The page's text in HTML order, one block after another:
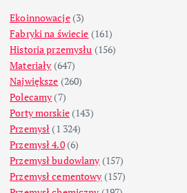
Ekoinnowacje(3)
Fabryki na świecie (161)
Historia przemysłu (156)
Materiały (647)
Największe (260)
Polecamy (7)
Porty morskie(143)
Przemysł (1 324)
Przemysł 4.0(6)
Przemysł budowlany (157)
Przemysł cementowy (157)